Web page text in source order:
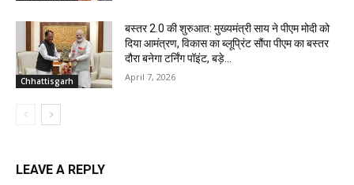
Chhattisgarh
बस्तर 2.0 की शुरुआत: मुख्यमंत्री साय ने पीएम मोदी को
दिया आमंत्रण, विकास का ब्लूप्रिंट सौंपा पीएम का बस्तर
दौरा बनेगा टर्निंग पॉइंट, बड़े...
April 7, 2026
LEAVE A REPLY